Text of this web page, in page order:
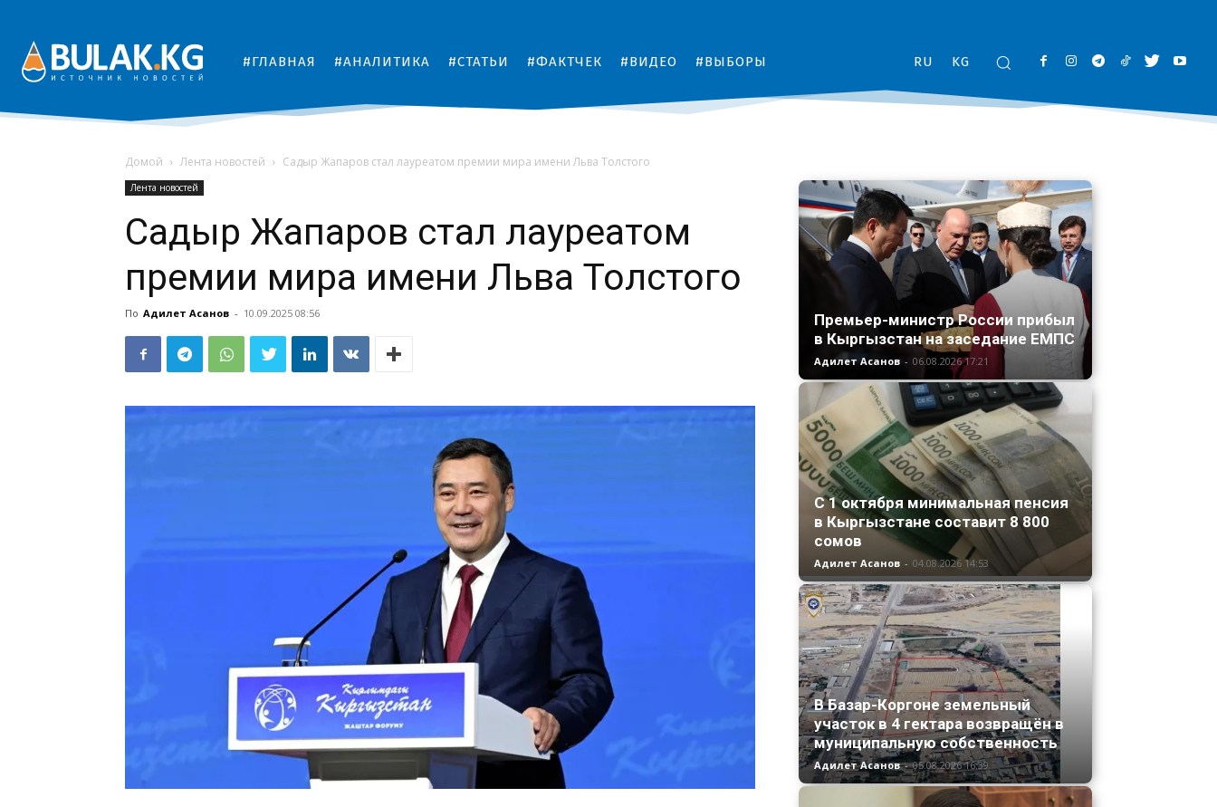
#ГЛАВНАЯ #АНАЛИТИКА #СТАТЬИ #ФАКТЧЕК #ВИДЕО #ВЫБОРЫ RU KG
Домой Лента новостей Садыр Жапаров стал лауреатом премии мира имени Льва Толстого
Лента новостей
Садыр Жапаров стал лауреатом
премии мира имени Льва Толстого
По Адилет Асанов - 10.09.2025 08:56
Премьер-министр России прибыл
в Кыргызстан на заседание ЕМПС
Адилет Асанов - 06.08.2026 17:21
С 1 октября минимальная пенсия
в Кыргызстане составит 8 800
сомов
Адилет Асанов - 04.08.2026 14:53
В Базар-Коргоне земельный
участок в 4 гектара возвращён в
муниципальную собственность
Адилет Асанов - 05.08.2026 16:39